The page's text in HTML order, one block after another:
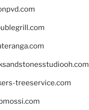
treeservice.com